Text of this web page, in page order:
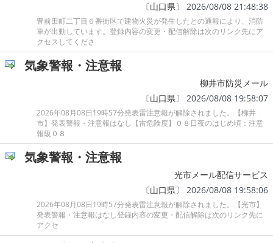
〔山口県〕 2026/08/08 21:48:38
豊前田町二丁目６番街区で建物火災が発生したとの通報により、消防
車が出動しています。登録内容の変更・配信解除は次のリンク先にア
クセスしてくださ
気象警報・注意報
柳井市防災メール
〔山口県〕 2026/08/08 19:58:07
2026年08月08日19時57分発表雷注意報が解除されました。【柳井
市】発表警報・注意報はなし【雷危険度】０８日夜のはじめ頃：注意
報級０８
気象警報・注意報
光市メール配信サービス
〔山口県〕 2026/08/08 19:58:06
2026年08月08日19時57分発表雷注意報が解除されました。【光市】
発表警報・注意報はなし登録内容の変更・配信解除は次のリンク先に
アクセ